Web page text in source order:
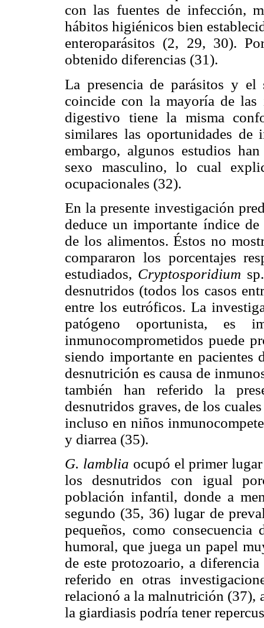
con las fuentes de infección,
hábitos higiénicos bien
enteroparásitos (2, 29, 30).
obtenido diferencias (31).
La presencia de parásitos y
coincide con la mayoría de
digestivo tiene la misma
similares las oportunidades
embargo, algunos estudios
sexo masculino, lo cual
ocupacionales (32).
En la presente investigación
deduce un importante índice
de los alimentos. Éstos no
compararon los porcentajes
estudiados, Cryptosporidium sp.
desnutridos (todos los casos
entre los eutróficos. La
patógeno oportunista, es
inmunocomprometidos puede
siendo importante en pacientes
desnutrición es causa de
también han referido la
desnutridos graves, de los
incluso en niños
y diarrea (35).
G. lamblia ocupó el primer
los desnutridos con igual
población infantil, donde a
segundo (35, 36) lugar de
pequeños, como
humoral, que juega un papel
de este protozoario, a
referido en otras
relacionó a la malnutrición (37),
la giardiasis podría tener